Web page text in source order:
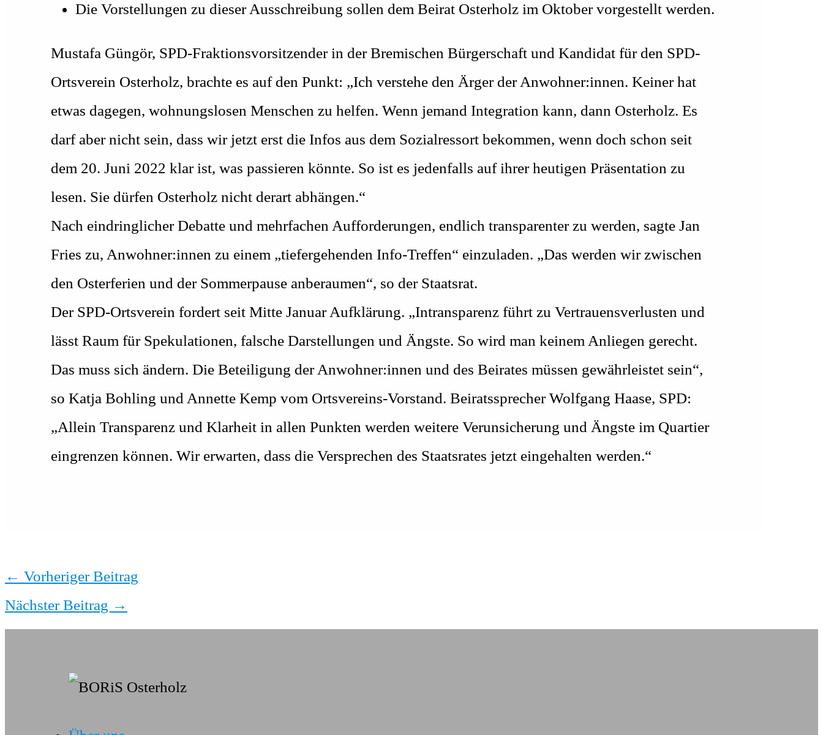
Die Vorstellungen zu dieser Ausschreibung sollen dem Beirat Osterholz im Oktober vorgestellt werden.
Mustafa Güngör, SPD-Fraktionsvorsitzender in der Bremischen Bürgerschaft und Kandidat für den SPD-
Ortsverein Osterholz, brachte es auf den Punkt: „Ich verstehe den Ärger der Anwohner:innen. Keiner hat
etwas dagegen, wohnungslosen Menschen zu helfen. Wenn jemand Integration kann, dann Osterholz. Es
darf aber nicht sein, dass wir jetzt erst die Infos aus dem Sozialressort bekommen, wenn doch schon seit
dem 20. Juni 2022 klar ist, was passieren könnte. So ist es jedenfalls auf ihrer heutigen Präsentation zu
lesen. Sie dürfen Osterholz nicht derart abhängen.“
Nach eindringlicher Debatte und mehrfachen Aufforderungen, endlich transparenter zu werden, sagte Jan
Fries zu, Anwohner:innen zu einem „tiefergehenden Info-Treffen“ einzuladen. „Das werden wir zwischen
den Osterferien und der Sommerpause anberaumen“, so der Staatsrat.
Der SPD-Ortsverein fordert seit Mitte Januar Aufklärung. „Intransparenz führt zu Vertrauensverlusten und
lässt Raum für Spekulationen, falsche Darstellungen und Ängste. So wird man keinem Anliegen gerecht.
Das muss sich ändern. Die Beteiligung der Anwohner:innen und des Beirates müssen gewährleistet sein“,
so Katja Bohling und Annette Kemp vom Ortsvereins-Vorstand. Beiratssprecher Wolfgang Haase, SPD:
„Allein Transparenz und Klarheit in allen Punkten werden weitere Verunsicherung und Ängste im Quartier
eingrenzen können. Wir erwarten, dass die Versprechen des Staatsrates jetzt eingehalten werden.“
← Vorheriger Beitrag
Nächster Beitrag →